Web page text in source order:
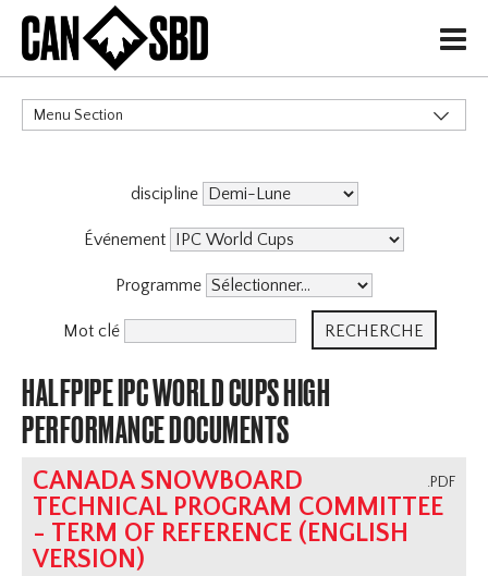
H
Menu Section
Événements & Compétitions
discipline
Événement
Programme
Mot clé
HALFPIPE IPC WORLD CUPS HIGH
PERFORMANCE DOCUMENTS
.PDF
CANADA SNOWBOARD
TECHNICAL PROGRAM COMMITTEE
- TERM OF REFERENCE (ENGLISH
VERSION)